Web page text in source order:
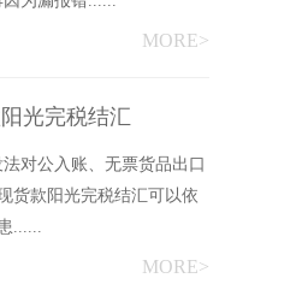
MORE>
光完税结汇
对公入账、无票货品出口
货款阳光完税结汇可以依
......
MORE>